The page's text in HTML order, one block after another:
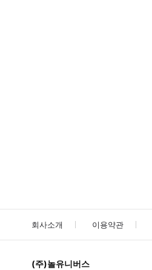
회사소개 이용약관
(주)놀유니버스